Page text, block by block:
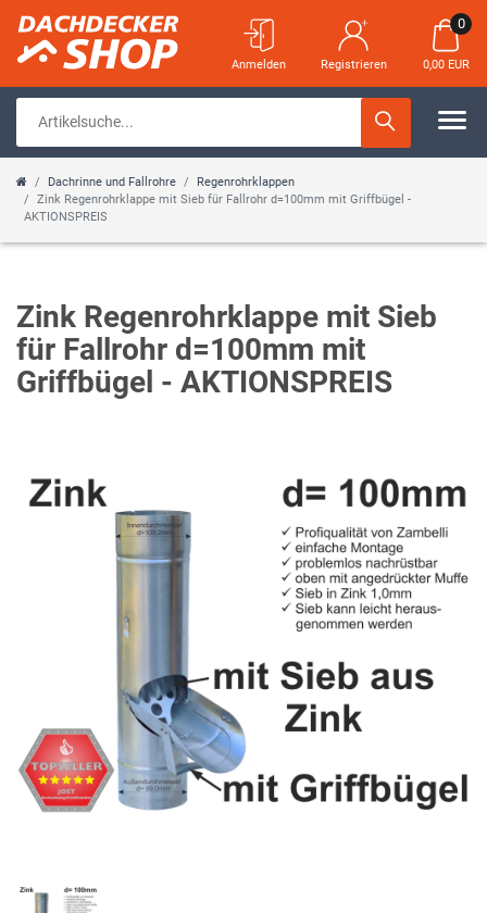
Anmelden Registrieren
0
0,00 EUR
Dachrinne und Fallrohre
Regenrohrklappen
Zink Regenrohrklappe mit Sieb für Fallrohr d=100mm mit Griffbügel -
AKTIONSPREIS
Zink Regenrohrklappe mit Sieb
für Fallrohr d=100mm mit
Griffbügel - AKTIONSPREIS